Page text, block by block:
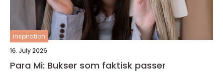
inspiration
16. July 2026
Para Mi: Bukser som faktisk passer